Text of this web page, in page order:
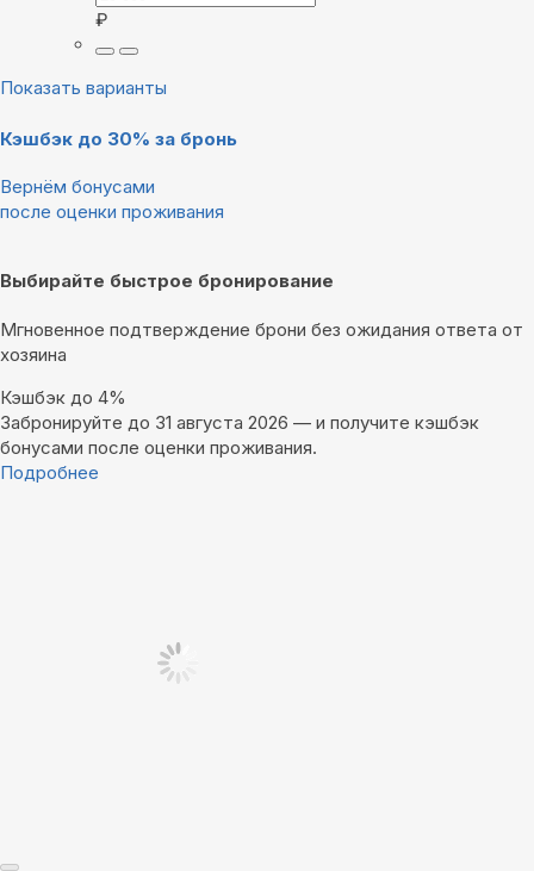
₽
Показать варианты
Кэшбэк до 30% за бронь
Вернём бонусами
после оценки проживания
Выбирайте быстрое бронирование
Мгновенное подтверждение брони без ожидания ответа от
хозяина
Кэшбэк до 4%
Забронируйте до 31 августа 2026 — и получите кэшбэк
бонусами после оценки проживания.
Подробнее